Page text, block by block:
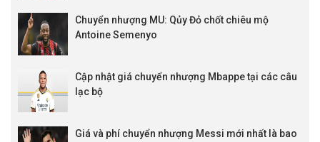
Chuyển nhượng MU: Qủy Đỏ chốt chiêu mộ
Antoine Semenyo
Cập nhật giá chuyển nhượng Mbappe tại các câu
lạc bộ
Giá và phí chuyển nhượng Messi mới nhất là bao